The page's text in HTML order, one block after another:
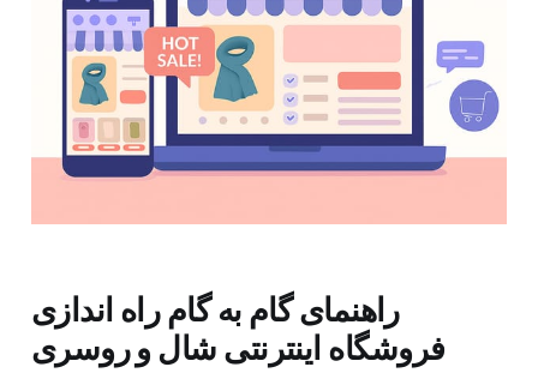
راهنمای گام به گام راه اندازی
فروشگاه اینترنتی شال و روسری